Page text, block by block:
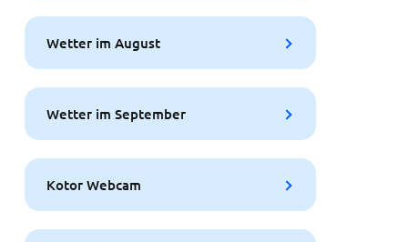
Wetter im August
Wetter im September
Kotor Webcam